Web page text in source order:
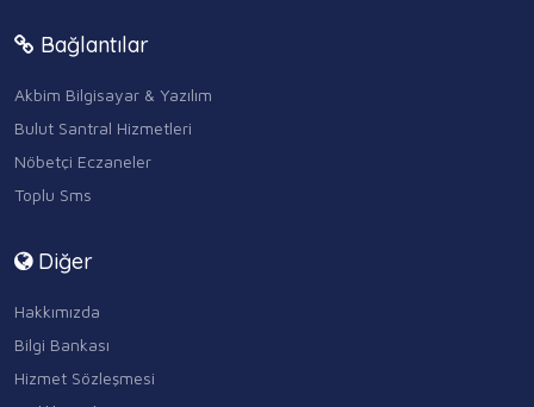
Bağlantılar
Akbim Bilgisayar & Yazılım
Bulut Santral Hizmetleri
Nöbetçi Eczaneler
Toplu Sms
Diğer
Hakkımızda
Bilgi Bankası
Hizmet Sözleşmesi